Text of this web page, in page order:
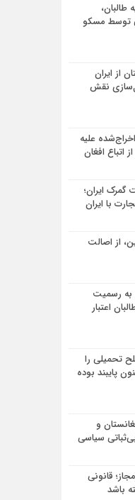
توسط مسکو
از ایران
نقش
علیه
اتباع افغان
ایران؛
با ایران
از اصالت
به رسمیت
اعتبار
تحمیلی را
پایبند بوده
افغانستان و
سیاسی
غیرمجاز؛ قانونی
باشد